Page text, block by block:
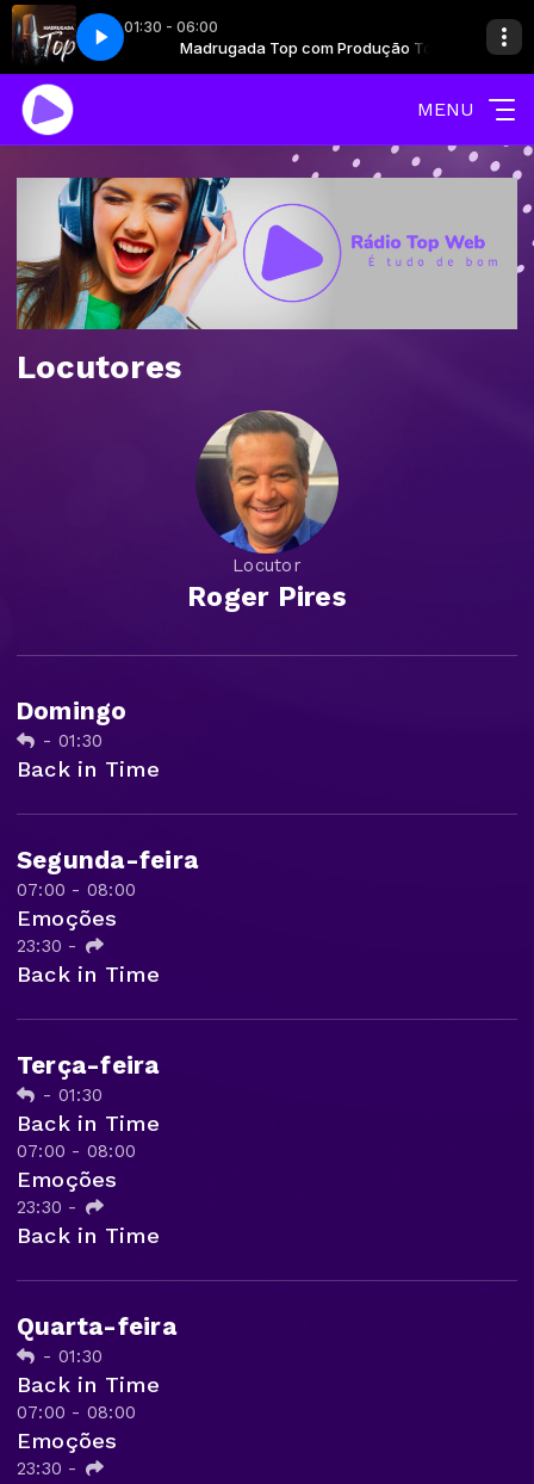
01:30 - 06:00
Top Madrugada Top com Produção Top
(85) 9 9277 - 8382CLUBE ALTAS HORAS 08 DE AGO. -
MENU
Locutores
Locutor
Roger Pires
Domingo
- 01:30
Back in Time
Segunda-feira
07:00 - 08:00
Emoções
23:30 -
Back in Time
Terça-feira
- 01:30
Back in Time
07:00 - 08:00
Emoções
23:30 -
Back in Time
Quarta-feira
- 01:30
Back in Time
07:00 - 08:00
Emoções
23:30 -